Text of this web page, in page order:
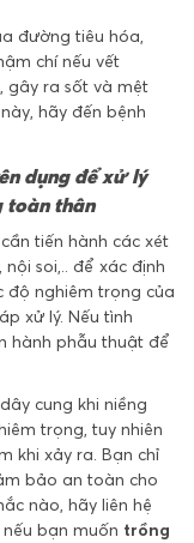
đường tiêu hóa,
chí nếu vết
gây ra sốt và mệt
hãy đến bệnh
dụng để xử lý
toàn thân
tiến hành các xét
, nội soi,.. để xác định
độ nghiêm trọng của
xử lý. Nếu tình
hành phẫu thuật để
cung khi niềng
trọng, tuy nhiên
khi xảy ra. Bạn chỉ
bảo an toàn cho
nào, hãy liên hệ
bạn muốn trồng